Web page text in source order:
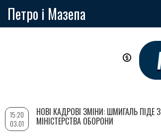
Петро і Мазепа
15:20
03.01
НОВІ КАДРОВІ ЗМІНИ: ШМИГАЛЬ ПІДЕ З
МІНІСТЕРСТВА ОБОРОНИ